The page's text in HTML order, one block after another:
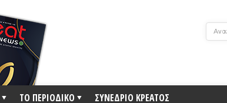
ΤΟ ΠΕΡΙΟΔΙΚΟ ΣΥΝΕΔΡΙΟ ΚΡΕΑΤΟΣ